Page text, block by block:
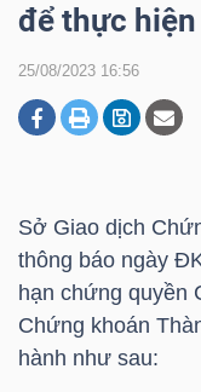
để thực
25/08/2023 16:56
Sở Giao dịch
thông báo ngày
hạn chứng quyền
Chứng khoán
hành như sau:
CHỨNG
BẤT
ĐỘNG